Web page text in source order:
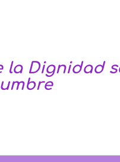
la Dignidad